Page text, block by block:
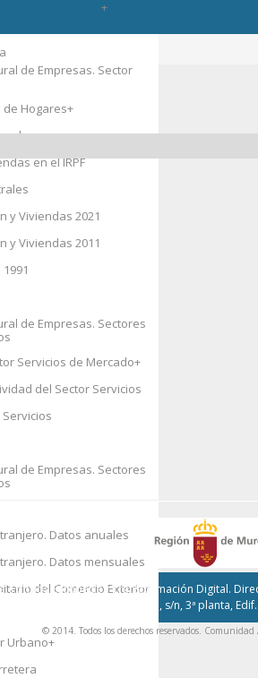
Laborales
2011
la Propiedad
Autonómicas
y Archivos
de Empresas. Sector
de Hogares
en el IRPF
y Viviendas 2021
y Viviendas 2011
+
de Empresas. Sectores
Servicios de Mercado
del Sector Servicios
+
de Empresas. Sectores
Datos anuales
Datos mensuales
del Comercio Exterior
Urbano+
+
Fondos Europeos y Transformación Digital.
Avda. Teniente Flomesta, s/n, 3ª planta,
© 2014. Todos los derechos reservados.